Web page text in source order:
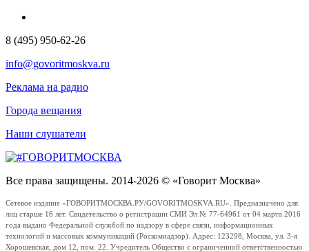
8 (495) 950-62-26
info@govoritmoskva.ru
Реклама на радио
Города вещания
Наши слушатели
Все права защищены. 2014-2026 © «Говорит Москва»
Сетевое издание «ГОВОРИТМОСКВА.РУ/GOVORITMOSKVA.RU». Предназначено для
лиц старше 16 лет. Свидетельство о регистрации СМИ Эл № 77-64961 от 04 марта 2016
года выдано Федеральной службой по надзору в сфере связи, информационных
технологий и массовых коммуникаций (Роскомнадзор). Адрес: 123298, Москва, ул. 3-я
Хорошевская, дом 12, пом. 22. Учредитель Общество с ограниченной ответственностью